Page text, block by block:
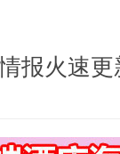
报火速更